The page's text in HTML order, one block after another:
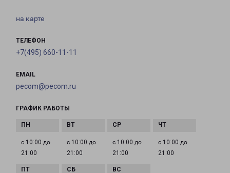
на карте
ТЕЛЕФОН
+7(495) 660-11-11
EMAIL
pecom@pecom.ru
ГРАФИК РАБОТЫ
с 10:00 до
21:00
с 10:00 до
21:00
с 10:00 до
21:00
с 10:00 до
21:00